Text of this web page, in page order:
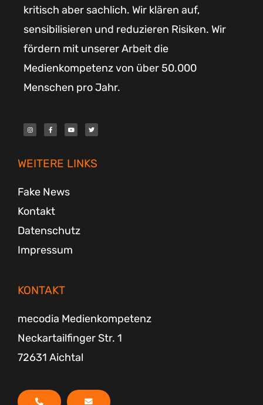
kritisch aber sachlich. Wir klären auf,
sensibilisieren und reduzieren Risiken. Wir
fördern mit unserer Arbeit die
Medienkompetenz von über 50.000
Menschen pro Jahr.
I
n
s
a
m
F
a
c
k
-
Y
o
u
T
w
i
WEITERE LINKS
Fake News
Kontakt
Datenschutz
Impressum
KONTAKT
mecodia Medienkompetenz
Neckartailfinger Str. 1
72631 Aichtal